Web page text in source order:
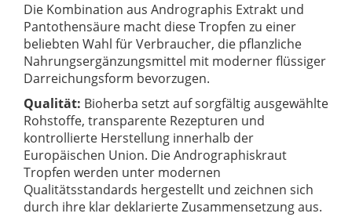
Die Kombination aus Andrographis Extrakt und
Pantothensäure macht diese Tropfen zu einer
beliebten Wahl für Verbraucher, die pflanzliche
Nahrungsergänzungsmittel mit moderner flüssiger
Darreichungsform bevorzugen.
Qualität: Bioherba setzt auf sorgfältig ausgewählte
Rohstoffe, transparente Rezepturen und
kontrollierte Herstellung innerhalb der
Europäischen Union. Die Andrographiskraut
Tropfen werden unter modernen
Qualitätsstandards hergestellt und zeichnen sich
durch ihre klar deklarierte Zusammensetzung aus.